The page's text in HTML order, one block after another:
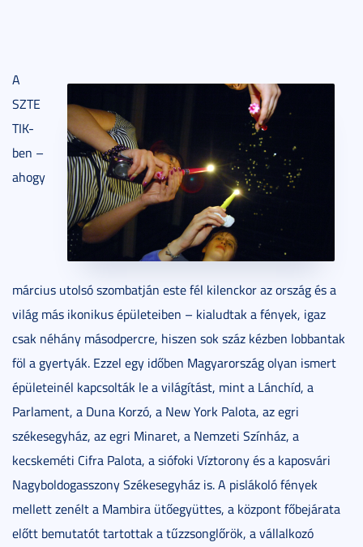
A
SZTE
TIK-
ben –
ahogy
március utolsó szombatján este fél kilenckor az ország és a
világ más ikonikus épületeiben – kialudtak a fények, igaz
csak néhány másodpercre, hiszen sok száz kézben lobbantak
föl a gyertyák. Ezzel egy időben Magyarország olyan ismert
épületeinél kapcsolták le a világítást, mint a Lánchíd, a
Parlament, a Duna Korzó, a New York Palota, az egri
székesegyház, az egri Minaret, a Nemzeti Színház, a
kecskeméti Cifra Palota, a siófoki Víztorony és a kaposvári
Nagyboldogasszony Székesegyház is. A pislákoló fények
mellett zenélt a Mambira ütőegyüttes, a központ főbejárata
előtt bemutatót tartottak a tűzzsonglőrök, a vállalkozó